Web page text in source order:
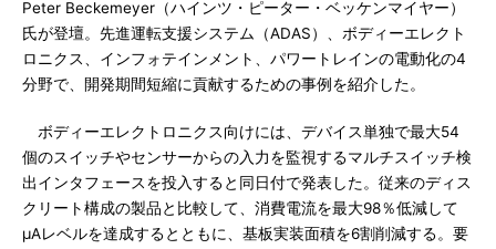
Peter Beckemeyer（ハインツ・ピーター・ベッケンマイヤー）
氏が登壇。先進運転支援システム（ADAS）、ボディーエレクト
ロニクス、インフォテインメント、パワートレインの電動化の4
分野で、開発期間短縮に貢献するための事例を紹介した。
ボディーエレクトロニクス向けには、デバイス単独で最大54
個のスイッチやセンサーからの入力を監視するマルチスイッチ検
出インタフェースを投入すると同日付で発表した。従来のディス
クリート構成の製品と比較して、消費電流を最大98％低減して
μAレベルを達成するとともに、基板実装面積を6割削減する。要